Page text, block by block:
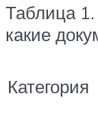
Таблица
какие
Категория